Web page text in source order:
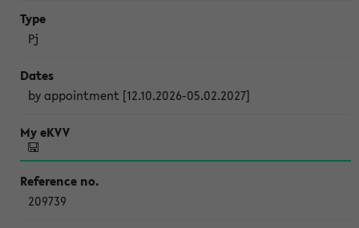
Pj
by appointment [12.10.2026-05.02.2027]
209739